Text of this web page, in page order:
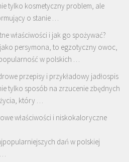
tylko kosmetyczny problem, ale
o stanie …
właściwości i jak go spożywać?
persymona, to egzotyczny owoc,
w polskich …
przepisy i przykładowy jadłospis
tylko sposób na zrzucenie zbędnych
który …
właściwości i niskokaloryczne
dań w polskiej
…